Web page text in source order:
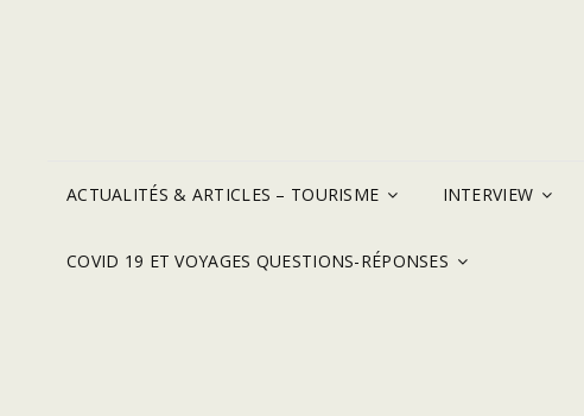
ACTUALITÉS & ARTICLES – TOURISME INTERVIEW
COVID 19 ET VOYAGES QUESTIONS-RÉPONSES